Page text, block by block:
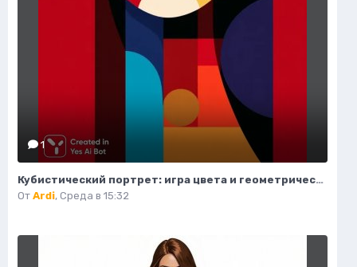
1
Кубистический портрет: игра цвета и геометрических форм. Нейросеть Midjourney
От Ardi, Среда в 15:32